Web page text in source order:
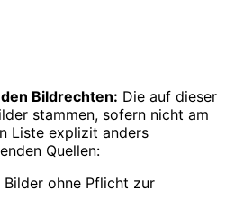
Bildrechten: Die auf dieser
stammen, sofern nicht am
Liste explizit anders
Quellen:
ohne Pflicht zur